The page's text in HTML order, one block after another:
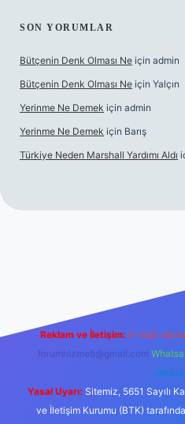
SON YORUMLAR
Bütçenin Denk Olması Ne için admin
Bütçenin Denk Olması Ne için Yalçın
Yerinme Ne Demek için admin
Yerinme Ne Demek için Barış
Türkiye Neden Marshall Yardımı Aldı
Reklam ve İletişim: E-mail:
forumhizmeti@gmail.com
Yasal Uyarı: Sitemiz, 5651 Sayılı
ve İletişim Kurumu (BTK)